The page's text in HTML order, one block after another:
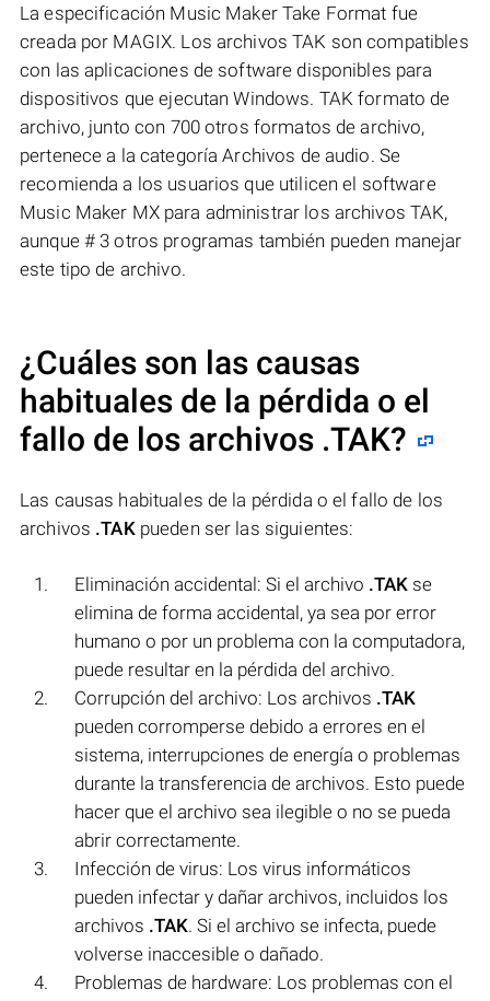
La especificación Music Maker Take Format fue
creada por MAGIX. Los archivos TAK son compatibles
con las aplicaciones de software disponibles para
dispositivos que ejecutan Windows. TAK formato de
archivo, junto con 700 otros formatos de archivo,
pertenece a la categoría Archivos de audio. Se
recomienda a los usuarios que utilicen el software
Music Maker MX para administrar los archivos TAK,
aunque # 3 otros programas también pueden manejar
este tipo de archivo.
¿Cuáles son las causas
habituales de la pérdida o el
fallo de los archivos .TAK?
Las causas habituales de la pérdida o el fallo de los
archivos .TAKpueden ser las siguientes:
Eliminación accidental: Si el archivo .TAK se
elimina de forma accidental, ya sea por error
humano o por un problema con la computadora,
puede resultar en la pérdida del archivo.
Corrupción del archivo: Los archivos .TAK
pueden corromperse debido a errores en el
sistema, interrupciones de energía o problemas
durante la transferencia de archivos. Esto puede
hacer que el archivo sea ilegible o no se pueda
abrir correctamente.
Infección de virus: Los virus informáticos
pueden infectar y dañar archivos, incluidos los
archivos .TAK. Si el archivo se infecta, puede
volverse inaccesible o dañado.
Problemas de hardware: Los problemas con el